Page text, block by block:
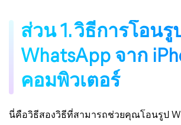
ส่วน 1. วิธีการโอนรู
WhatsApp จาก
คอมพิวเตอร์
นี่คือวิธีสองวิธีที่สามารถช่วยคุณโอนรูป